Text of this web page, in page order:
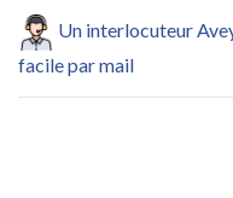
Un interlocuteur
facile par mail